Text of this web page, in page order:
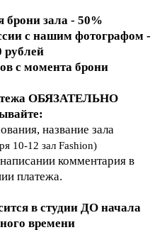
брони зала - 50%
с нашим фотографом -
рублей
с момента брони
ОБЯЗАТЕЛЬНО
название зала
10-12 зал Fashion)
комментария в
платежа.
в студии ДО начала
времени